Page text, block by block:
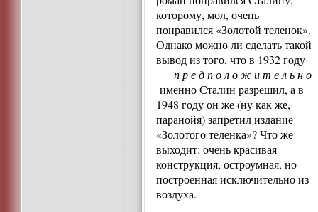
которому, мол, очень
понравился «Золотой теленок».
Однако можно ли сделать такой
вывод из того, что в 1932 году
п р е д п о л о ж и т е л ь н о
именно Сталин разрешил, а в
1948 году он же (ну как же,
паранойя) запретил издание
«Золотого теленка»? Что же
выходит: очень красивая
конструкция, остроумная, но –
построенная исключительно из
воздуха.